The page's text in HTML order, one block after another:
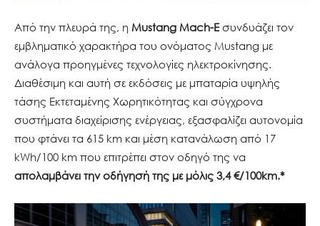
Από την πλευρά της, η Mustang Mach-Eσυνδυάζει τον
εμβληματικό χαρακτήρα του ονόματος Mustang με
ανάλογα προηγμένες τεχνολογίες ηλεκτροκίνησης.
Διαθέσιμη και αυτή σε εκδόσεις με μπαταρία υψηλής
τάσης Εκτεταμένης Χωρητικότητας και σύγχρονα
συστήματα διαχείρισης ενέργειας, εξασφαλίζει αυτονομία
που φτάνει τα 615 km και μέση κατανάλωση από 17
kWh/100 km που επιτρέπει στον οδηγό της να
απολαμβάνει την οδήγησή της με μόλις 3,4 €/100km.*